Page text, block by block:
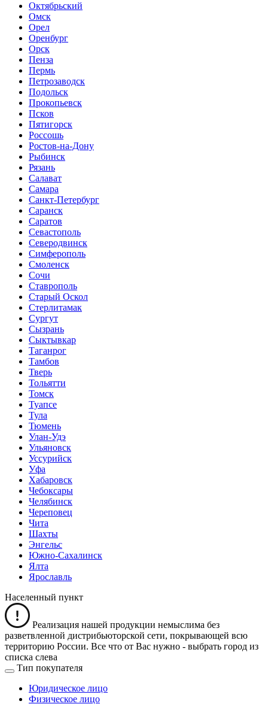
Октябрьский
Омск
Орел
Оренбург
Орск
Пенза
Пермь
Петрозаводск
Подольск
Прокопьевск
Псков
Пятигорск
Россошь
Ростов-на-Дону
Рыбинск
Рязань
Салават
Самара
Санкт-Петербург
Саранск
Саратов
Севастополь
Северодвинск
Симферополь
Смоленск
Сочи
Ставрополь
Старый Оскол
Стерлитамак
Сургут
Сызрань
Сыктывкар
Таганрог
Тамбов
Тверь
Тольятти
Томск
Туапсе
Тула
Тюмень
Улан-Удэ
Ульяновск
Уссурийск
Уфа
Хабаровск
Чебоксары
Челябинск
Череповец
Чита
Шахты
Энгельс
Южно-Сахалинск
Ялта
Ярославль
Населенный пункт
Реализация нашей продукции немыслима без
разветвленной дистрибьюторской сети, покрывающей всю
территорию России. Все что от Вас нужно - выбрать город из
списка слева
Тип покупателя
Юридическое лицо
Физическое лицо